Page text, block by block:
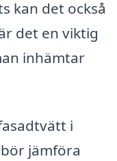
kan det också
det en viktig
inhämtar
i
jämföra